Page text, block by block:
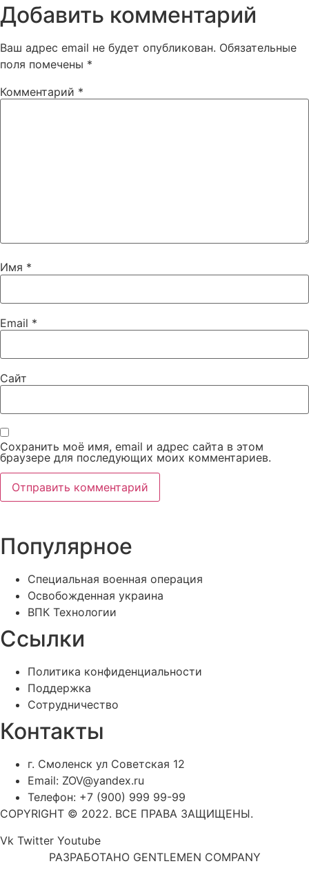
Добавить комментарий
Ваш адрес email не будет опубликован. Обязательные
поля помечены *
Комментарий *
Имя *
Email *
Сайт
Сохранить моё имя, email и адрес сайта в этом
браузере для последующих моих комментариев.
Популярное
Специальная военная операция
Освобожденная украина
ВПК Технологии
Ссылки
Политика конфиденциальности
Поддержка
Сотрудничество
Контакты
г. Смоленск ул Советская 12
Email: ZOV@yandex.ru
Телефон: +7 (900) 999 99-99
COPYRIGHT © 2022. ВСЕ ПРАВА ЗАЩИЩЕНЫ.
Vk Twitter Youtube
РАЗРАБОТАНО GENTLEMEN COMPANY